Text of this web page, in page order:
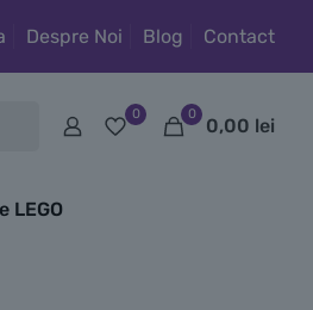
Despre Noi Blog Contact
0 0
0,00 lei
LEGO